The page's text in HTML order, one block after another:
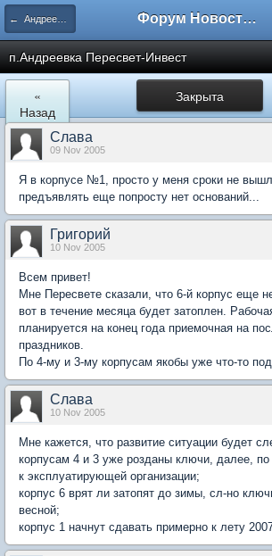
← Андреевка Форум Новостройки
п.Андреевка Пересвет-Инвест
Закрыта
«
Назад
Слава
09 Nov 2005
Я в корпусе №1, просто у меня сроки не
предъявлять еще попросту нет оснований...
Григорий
10 Nov 2005
Всем привет!
Мне Пересвете сказали, что 6-й корпус еще
вот в течение месяца будет затоплен.
планируется на конец года приемочная на
праздников.
По 4-му и 3-му корпусам якобы уже что-то
Слава
10 Nov 2005
Мне кажется, что развитие ситуации будет
корпусам 4 и 3 уже розданы ключи, далее, по
к эксплуатирующей организации;
корпус 6 врят ли затопят до зимы, сл-но
весной;
корпус 1 начнут сдавать примерно к лету